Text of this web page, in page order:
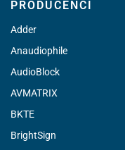
PRODUCENCI
Adder
Anaudiophile
AudioBlock
AVMATRIX
BKTE
BrightSign